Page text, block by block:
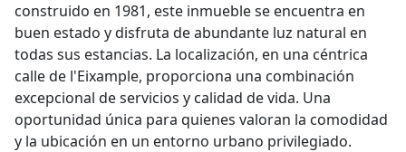
construido en 1981, este inmueble se encuentra en
buen estado y disfruta de abundante luz natural en
todas sus estancias. La localización, en una céntrica
calle de l'Eixample, proporciona una combinación
excepcional de servicios y calidad de vida. Una
oportunidad única para quienes valoran la comodidad
y la ubicación en un entorno urbano privilegiado.